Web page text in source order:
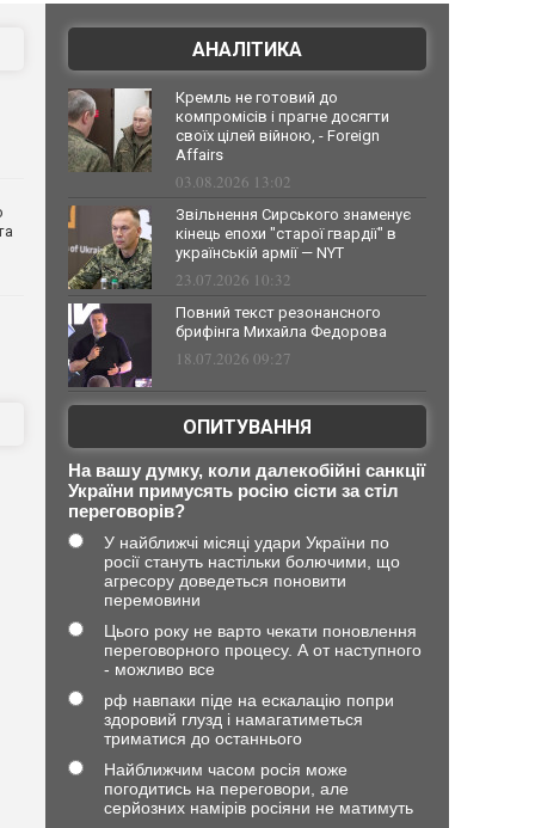
АНАЛІТИКА
Кремль не готовий до
компромісів і прагне досягти
своїх цілей війною, - Foreign
Affairs
03.08.2026 13:02
Звільнення Сирського знаменує
кінець епохи "старої гвардії" в
українській армії — NYT
23.07.2026 10:32
Повний текст резонансного
брифінга Михайла Федорова
18.07.2026 09:27
ОПИТУВАННЯ
На вашу думку, коли далекобійні санкції
України примусять росію сісти за стіл
переговорів?
У найближчі місяці удари України по
росії стануть настільки болючими, що
агресору доведеться поновити
перемовини
Цього року не варто чекати поновлення
переговорного процесу. А от наступного
- можливо все
рф навпаки піде на ескалацію попри
здоровий глузд і намагатиметься
триматися до останнього
Найближчим часом росія може
погодитись на переговори, але
серйозних намірів росіяни не матимуть